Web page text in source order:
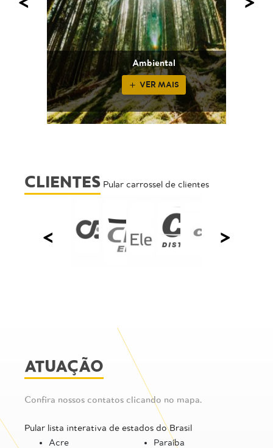
Ambiental
VER MAIS
CLIENTES Pular carrossel de clientes
< >
ATUAÇÃO
Confira nossos contatos clicando no mapa.
Pular lista interativa de estados do Brasil
Acre
Paraíba